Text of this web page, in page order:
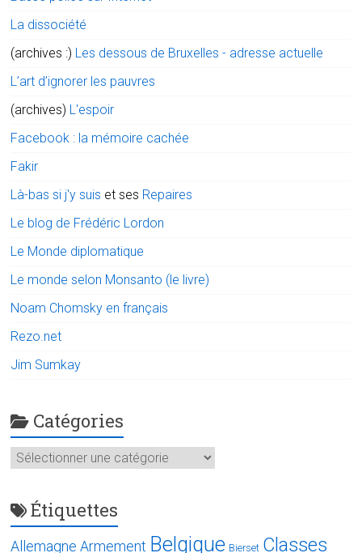
La dissociété
(archives :) Les dessous de Bruxelles - adresse actuelle
L’art d’ignorer les pauvres
(archives) L'espoir
Facebook : la mémoire cachée
Fakir
Là-bas si j'y suis et ses Repaires
Le blog de Frédéric Lordon
Le Monde diplomatique
Le monde selon Monsanto (le livre)
Noam Chomsky en français
Rezo.net
Jim Sumkay
Catégories
Catégories
Étiquettes
Allemagne Armement Belgique Bierset Classes